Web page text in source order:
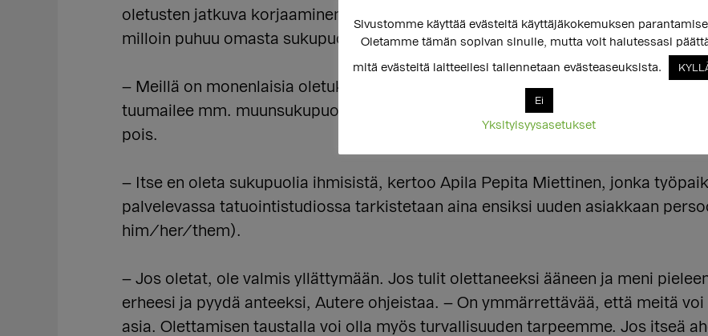
oletusten jatkuva korjaaminen voi olla raskasta. Kuura Autere painottaa, että
milloin puhuu omasta sukupuolestaan, milloin ei.
– Meillä on monenlaisia oletuksia ja uskomuksia siitä millaisia
tuumailee mm. muunsukupuolisten ja läheisten ryhmiä ohjaava Kuura Autere.
pois.
– Itse en oleta sukupuolia ihmisistä, kertoo Apila Pepita Miettinen, jonka
palvelevassa tatuointistudiossa tarkistetaan aina ensiksi uuden asiakkaan
him/her/them).
– Jos oletat, ole valmis yllättymään. Jos tulit olettaneeksi ääneen ja meni
erheesi ja pyydä anteeksi, Autere ohjeistaa. – On ymmärrettävää, että meitä
asia. Olettamisen taustalla voi olla myös turvallisuuden tarpeemme. Jos itseä
Sivustomme käyttää evästeitä käyttäjäkokemuksen
Oletamme tämän sopivan sinulle, mutta voit halutessasi
mitä evästeitä laitteellesi tallennetaan evästeaseuksista.
Ei
Yksityisyysasetukset